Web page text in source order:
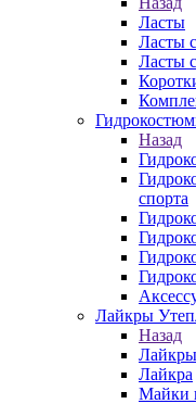
Ласты
Ласты
Ласты
Назад
спорта
Лайкры
Назад
Лайкра
Майки